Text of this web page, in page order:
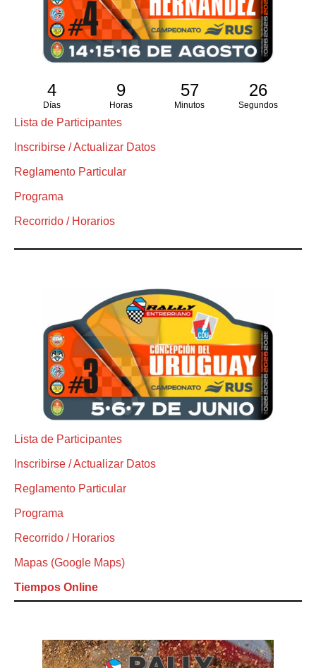
4
Días
9
Horas
57
Minutos
25
Segundos
Lista de Participantes
Inscribirse / Actualizar Datos
Reglamento Particular
Programa
Recorrido / Horarios
Lista de Participantes
Inscribirse / Actualizar Datos
Reglamento Particular
Programa
Recorrido / Horarios
Mapas (Google Maps)
Tiempos Online